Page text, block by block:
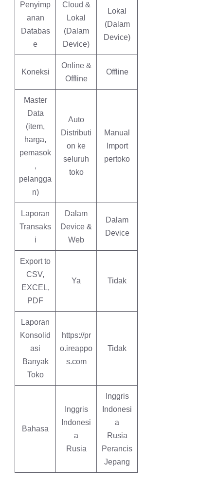
Penyimp
anan
Databas
e
Cloud &
Lokal
(Dalam
Device)
Lokal
(Dalam
Device)
Koneksi
Online &
Offline
Offline
Master
Data
(item,
harga,
pemasok
,
pelangga
n)
Auto
Distributi
on ke
seluruh
toko
Manual
Import
pertoko
Laporan
Transaks
i
Dalam
Device &
Web
Dalam
Device
Export to
CSV,
EXCEL,
PDF
Ya Tidak
Laporan
Konsolid
asi
Banyak
Toko
https://pr
o.ireappo
s.com
Tidak
Bahasa
Inggris
Indonesi
a
Rusia
Inggris
Indonesi
a
Rusia
Perancis
Jepang